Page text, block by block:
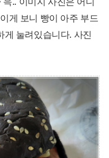
게 보니 빵이 아주 부드
게 눌려있습니다. 사진